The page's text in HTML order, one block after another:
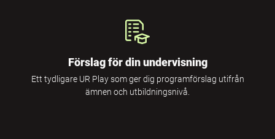
Förslag för din undervisning
Ett tydligare UR Play som ger dig programförslag utifrån
ämnen och utbildningsnivå.